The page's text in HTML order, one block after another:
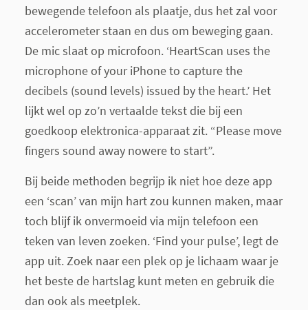
bewegende telefoon als plaatje, dus het zal voor
accelerometer staan en dus om beweging gaan.
De mic slaat op microfoon. ‘HeartScan uses the
microphone of your iPhone to capture the
decibels (sound levels) issued by the heart.’ Het
lijkt wel op zo’n vertaalde tekst die bij een
goedkoop elektronica-apparaat zit. “Please move
fingers sound away nowere to start”.
Bij beide methoden begrijp ik niet hoe deze app
een ‘scan’ van mijn hart zou kunnen maken, maar
toch blijf ik onvermoeid via mijn telefoon een
teken van leven zoeken. ‘Find your pulse’, legt de
app uit. Zoek naar een plek op je lichaam waar je
het beste de hartslag kunt meten en gebruik die
dan ook als meetplek.